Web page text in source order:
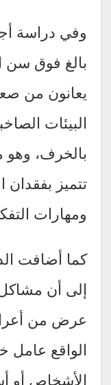
بالغ فوق سن
يعانون من
البيئات
بالخرف،
تتميز بفقدان
ومهارات
كما أضافت
إلى أن
عرض من
الواقع عامل
الأشخاص أو